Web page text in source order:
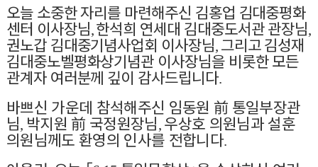
오늘 소중한 자리를 마련해주신 김홍업 김대중평화
센터 이사장님,한석희 연세대 김대중도서관 관장님,
권노갑 김대중기념사업회 이사장님, 그리고 김성재
김대중노벨평화상기념관 이사장님을 비롯한 모든
관계자 여러분께 깊이 감사드립니다.
바쁘신 가운데 참석해주신 임동원 前 통일부장관
님, 박지원 前 국정원장님, 우상호 의원님과 설훈
의원님께도 환영의 인사를 전합니다.